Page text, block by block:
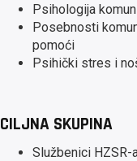
Psihologija
Posebnosti
pomoći
Psihički stres i
CILJNA SKUPINA
Službenici HZSR-